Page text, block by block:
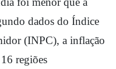
dados do Índice
(INPC), a inflação
regiões